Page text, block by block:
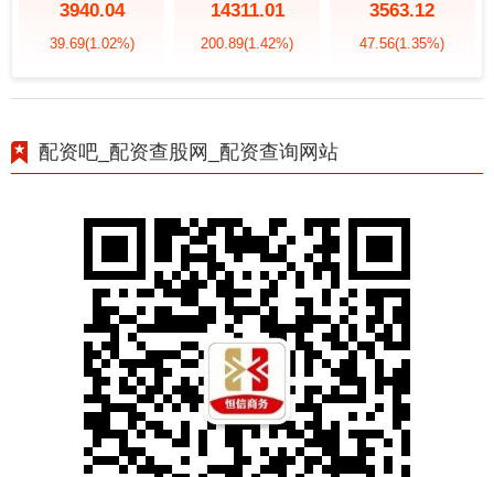
3940.04
39.69(1.02%)
14311.01
200.89(1.42%)
3563.12
47.56(1.35%)
配资吧_配资查股网_配资查询网站